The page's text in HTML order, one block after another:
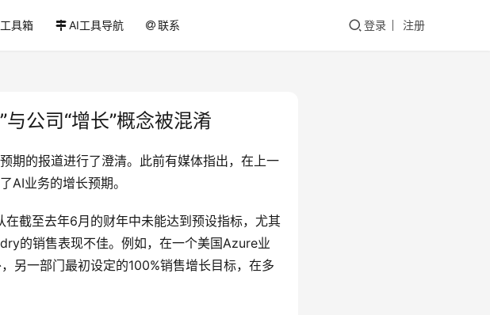
具箱 AI工具导航 联系 登录 注册
公司“增长”概念被混淆
期的报道进行了澄清。此前有媒体指出，在上一
AI业务的增长预期。
截至去年6月的财年中未能达到预设指标，尤其
的销售表现不佳。例如，在一个美国Azure业
另一部门最初设定的100%销售增长目标，在多